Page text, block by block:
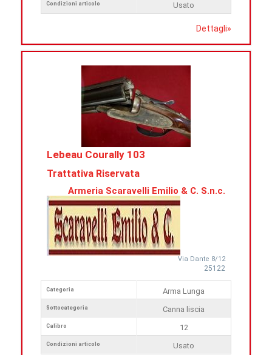
Condizioni articolo
Usato
Dettagli»
Lebeau Courally 103
Trattativa Riservata
Armeria Scaravelli Emilio & C. S.n.c.
Via Dante 8/12
25122
Categoria
Sottocategoria
Calibro
Condizioni articolo
Arma Lunga
Canna liscia
12
Usato